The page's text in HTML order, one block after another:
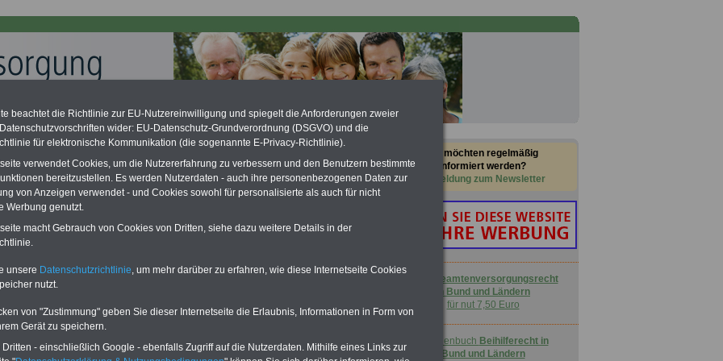
zu gering - hohe Nachzahlung für Beamte & Ruhestandsbeamte
hat die Berliner Landesbesoldung für verfassungs-
(Berlin muss bis
März 2027 eine Neuregelung der Besoldung
Auch beim Bund (Beamte & Ruhestandsbeamte) gibt es teilweise
(Medienberichten zufolge liegt diese füralle (!) Beamte
mind. 3.000 und 13.000 Euro
Broschüre heraus (unmittelbar nach Beschluss eines Gesetzentwurfs
>>>
zur (Vor)Bestellung der Broschüre
des Bundes und der Länder Übersicht
Mai 2025 >>>hier können Sie den
Für nur 15,00 Euro bei einerLaufzeit
Sie möchten regelmäßig
informiert werden?
Anmeldung zum Newsletter
Beamtenversorgungsrecht
in Bund und Ländern
für nut 7,50 Euro
Taschenbuch Beihilferecht in
Bund und Ländern
beachtet die Richtlinie zur EU-Nutzereinwilligung und spiegelt die Anforderungen zweier
wider: EU-Datenschutz-Grundverordnung (DSGVO) und die
für elektronische Kommunikation (die sogenannte E-Privacy-Richtlinie).
verwendet Cookies, um die Nutzererfahrung zu verbessern und den Benutzern bestimmte
bereitzustellen. Es werden Nutzerdaten - auch ihre personenbezogenen Daten zur
von Anzeigen verwendet - und Cookies sowohl für personalisierte als auch für nicht
Werbung genutzt.
macht Gebrauch von Cookies von Dritten, siehe dazu weitere Details in der
unsere Datenschutzrichtlinie , um mehr darüber zu erfahren, wie diese Internetseite Cookies
nutzt.
von "Zustimmung" geben Sie dieser Internetseite die Erlaubnis, Informationen in Form von
Gerät zu speichern.
- einschließlich Google - ebenfalls Zugriff auf die Nutzerdaten. Mithilfe eines Links zur